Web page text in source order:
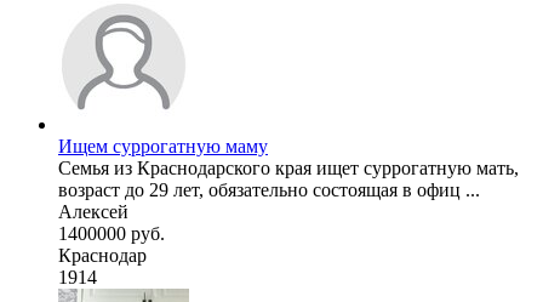
Ищем суррогатную маму
Семья из Краснодарского края ищет суррогатную мать,
возраст до 29 лет, обязательно состоящая в офиц ...
Алексей
1400000 руб.
Краснодар
1914